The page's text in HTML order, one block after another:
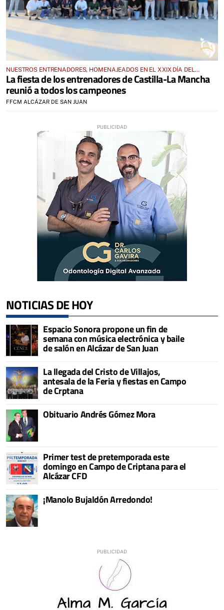
NUESTROS ENTRENADORES, HOMENAJEADOS EN EL XXIX DÍA DEL
ENTRENADOR
La fiesta de los entrenadores de Castilla-La Mancha
reunió a todos los campeones
FFCM ALCÁZAR DE SAN JUAN
NOTICIAS DE HOY
Espacio Sonora propone un fin de
semana con música electrónica y baile
de salón en Alcázar de San Juan
La llegada del Cristo de Villajos,
antesala de la Feria y fiestas en Campo
de Crptana
Obituario Andrés Gómez Mora
Primer test de pretemporada este
domingo en Campo de Criptana para el
Alcázar CFD
¡Manolo Bujaldón Arredondo!